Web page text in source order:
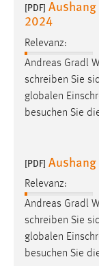
[PDF]
2024
Relevanz:
Andreas Gradl
schreiben Sie
globalen
besuchen Sie
[PDF]
Relevanz:
Andreas Gradl
schreiben Sie
globalen
besuchen Sie